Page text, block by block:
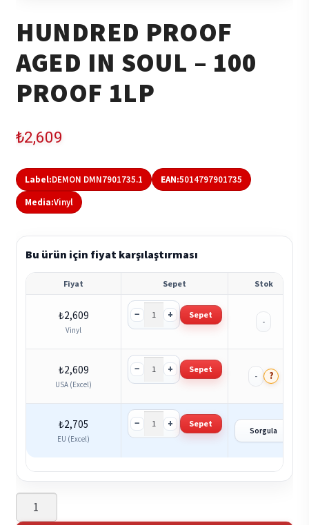
HUNDRED PROOF
AGED IN SOUL – 100
PROOF 1LP
₺2,609
Label:DEMON DMN7901735.1 EAN:5014797901735
Media:Vinyl
Bu ürün için fiyat karşılaştırması
Fiyat Sepet Stok
₺2,609
Vinyl
− + Sepet
-
₺2,609
USA (Excel)
− + Sepet
- ?
₺2,705
EU (Excel)
− + Sepet
Sorgula
Hundred
Proof